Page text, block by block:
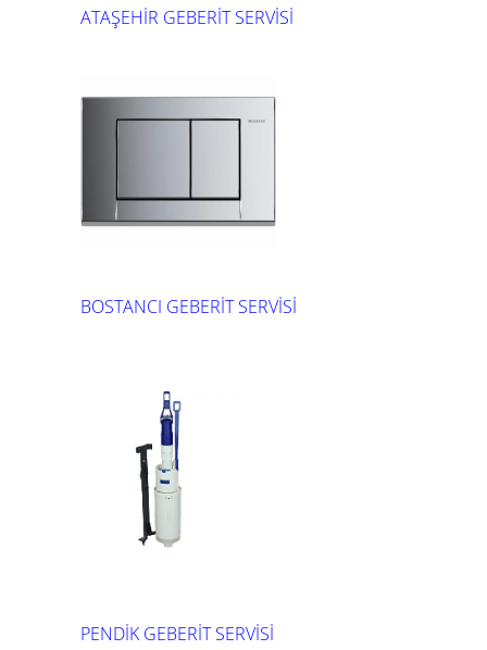
ATAŞEHİR GEBERİT SERVİSİ
BOSTANCI GEBERİT SERVİSİ
PENDİK GEBERİT SERVİSİ